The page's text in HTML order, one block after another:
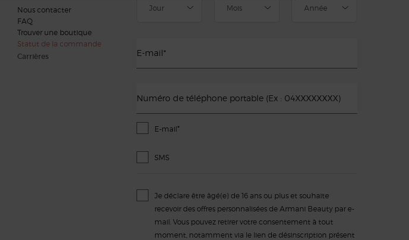
Nous contacter
FAQ
Trouver une boutique
Statut de la commande
Carrières
E-mail*
Numéro de téléphone portable (Ex : 04XXXXXXXX)
E-mail*
SMS
Je déclare être âgé(e) de 16 ans ou plus et souhaite
recevoir des offres personnalisées de Armani Beauty par e-
mail. Vous pouvez retirer votre consentement à tout
moment, notamment via le lien de désinscription présent